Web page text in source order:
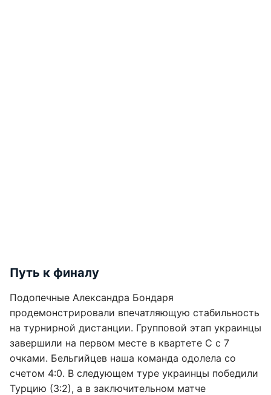
Путь к финалу
Подопечные Александра Бондаря
продемонстрировали впечатляющую стабильность
на турнирной дистанции. Групповой этап украинцы
завершили на первом месте в квартете C с 7
очками. Бельгийцев наша команда одолела со
счетом 4:0. В следующем туре украинцы победили
Турцию (3:2), а в заключительном матче